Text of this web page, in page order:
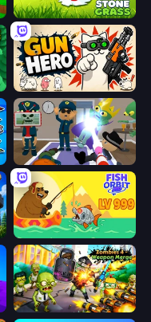
Stone Grass: Mowing Simulator
Gun Hero: Cat Survival
Find The Alien
Fish Orbit
Zombies 4 Weapon Merge